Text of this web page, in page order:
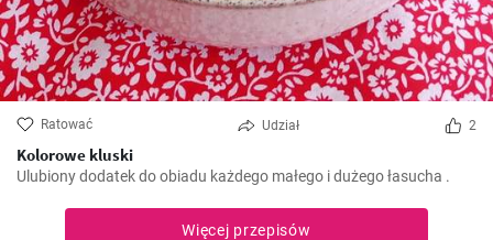
Ratować Udział 2
Kolorowe kluski
Ulubiony dodatek do obiadu każdego małego i dużego łasucha .
Więcej przepisów